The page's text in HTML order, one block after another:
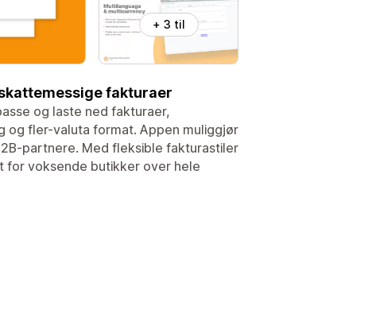
+ 3 til
fakturaer
og laste ned fakturaer,
og fler-valuta format. Appen muliggjør
partnere. Med fleksible fakturastiler
for voksende butikker over hele